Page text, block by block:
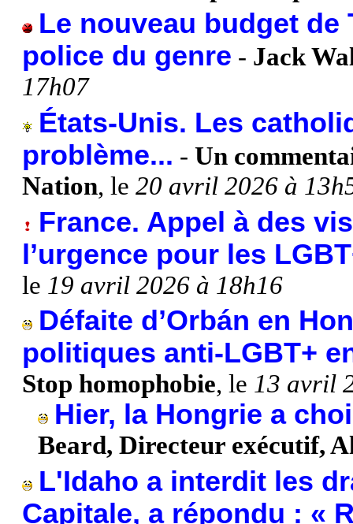
Le nouveau budget de
police du genre - Jack
17h07
États-Unis. Les
problème... - Un
Nation, le 20 avril 2026 à
France. Appel à des
l’urgence pour les
le 19 avril 2026 à 18h16
Défaite d’Orbán en
politiques anti-LGBT+
Stop homophobie, le 13 avril
Hier, la Hongrie a
Beard, Directeur exécutif,
L'Idaho a interdit les
Capitale, a répondu : «